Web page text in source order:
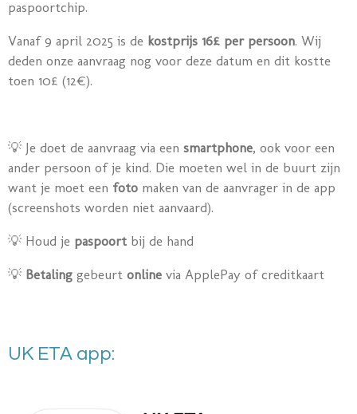
paspoortchip.
Vanaf 9 april 2025 is de kostprijs 16£ per persoon. Wij
deden onze aanvraag nog voor deze datum en dit kostte
toen 10£ (12€).
💡 Je doet de aanvraag via een smartphone, ook voor een
ander persoon of je kind. Die moeten wel in de buurt zijn
want je moet een foto maken van de aanvrager in de app
(screenshots worden niet aanvaard).
💡 Houd je paspoort bij de hand
💡 Betaling gebeurt online via ApplePay of creditkaart
UK ETA app: